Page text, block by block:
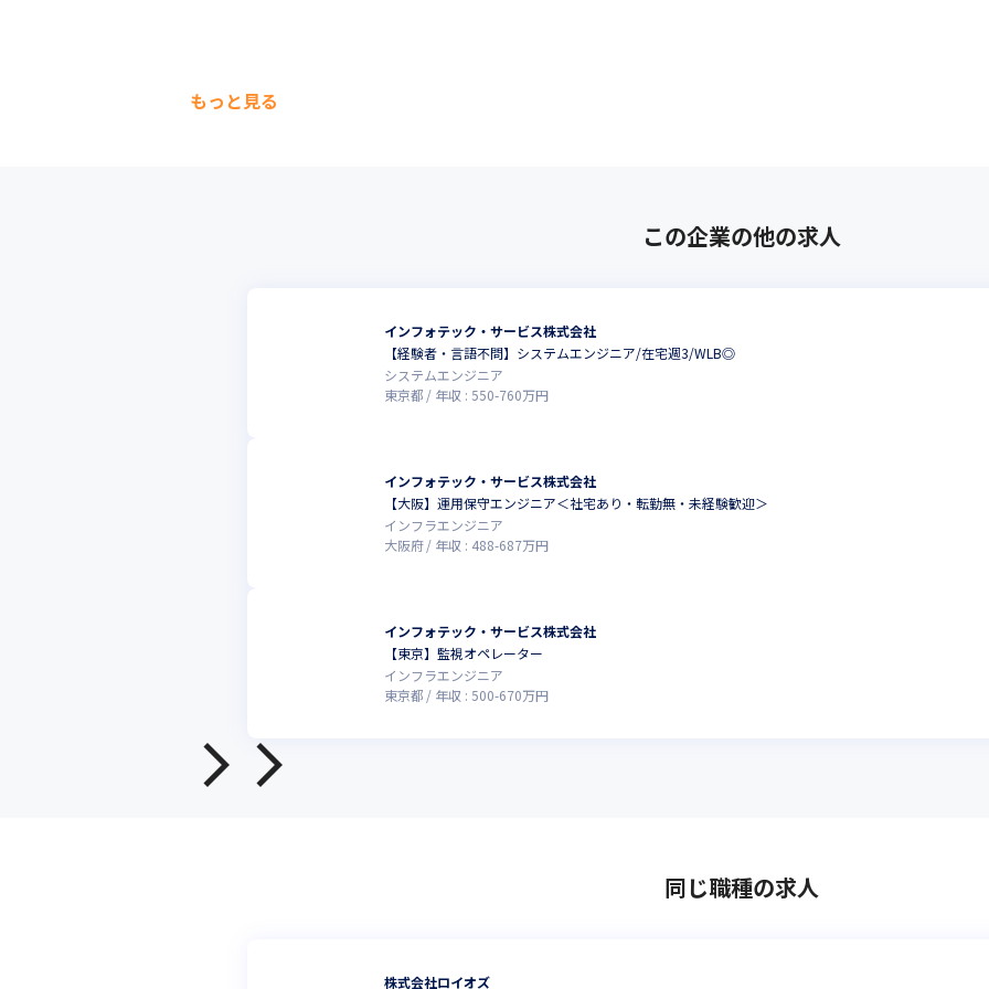
もっと見る
この企業の他の求人
インフォテック・サービス株式会社
【経験者・言語不問】システムエンジニア/在宅週3/WLB◎
システムエンジニア
東京都
年収 : 550-760万円
インフォテック・サービス株式会社
【大阪】運用保守エンジニア＜社宅あり・転勤無・未経験歓迎＞
インフラエンジニア
大阪府
年収 : 488-687万円
インフォテック・サービス株式会社
【東京】監視オペレーター
インフラエンジニア
東京都
年収 : 500-670万円
同じ職種の求人
株式会社ロイオズ